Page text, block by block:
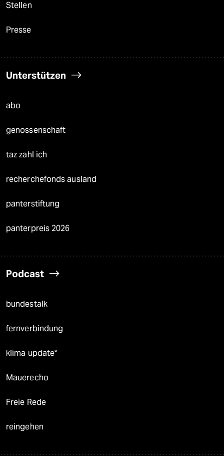
Stellen
Presse
Unterstützen
abo
genossenschaft
taz zahl ich
recherchefonds ausland
panterstiftung
panterpreis 2026
Podcast
bundestalk
fernverbindung
klima update°
Mauerecho
Freie Rede
reingehen